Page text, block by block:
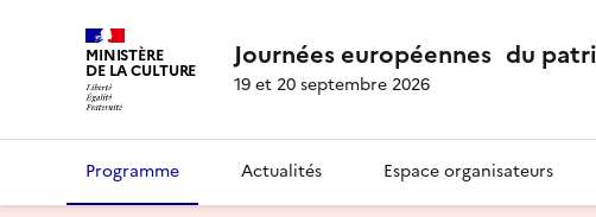
MINISTÈRE
DE LA CULTURE Journées européennes du
19 et 20 septembre 2026
Programme Actualités Espace organisateurs